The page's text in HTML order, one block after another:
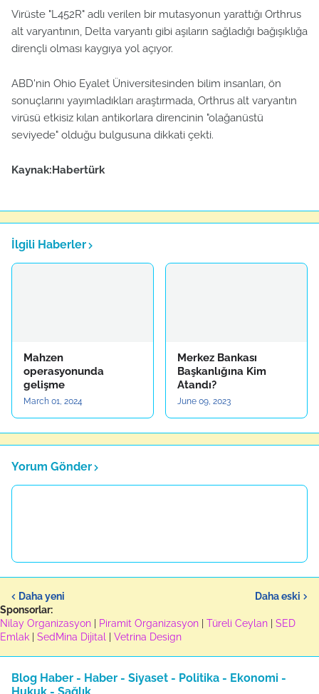
Virüste "L452R" adlı verilen bir mutasyonun yarattığı Orthrus
alt varyantının, Delta varyantı gibi aşıların sağladığı bağışıklığa
dirençli olması kaygıya yol açıyor.
ABD'nin Ohio Eyalet Üniversitesinden bilim insanları, ön
sonuçlarını yayımladıkları araştırmada, Orthrus alt varyantın
virüsü etkisiz kılan antikorlara direncinin "olağanüstü
seviyede" olduğu bulgusuna dikkati çekti.
Kaynak:Habertürk
İlgili Haberler
Mahzen
operasyonunda
gelişme
March 01, 2024
Merkez Bankası
Başkanlığına Kim
Atandı?
June 09, 2023
Yorum Gönder
Daha yeni
Daha eski
Sponsorlar:
Nilay Organizasyon
Piramit Organizasyon Türeli Ceylan
SED
Emlak
SedMina Dijital Vetrina Design
Blog Haber - Haber - Siyaset - Politika - Ekonomi -